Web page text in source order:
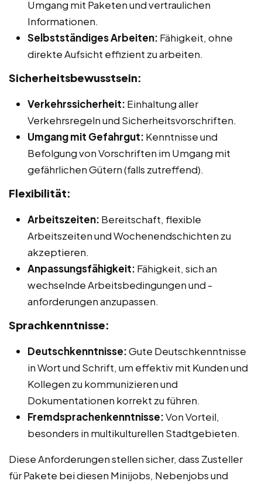
Umgang mit Paketen und vertraulichen
Informationen.
Selbstständiges Arbeiten: Fähigkeit, ohne
direkte Aufsicht effizient zu arbeiten.
Sicherheitsbewusstsein:
Verkehrssicherheit: Einhaltung aller
Verkehrsregeln und Sicherheitsvorschriften.
Umgang mit Gefahrgut: Kenntnisse und
Befolgung von Vorschriften im Umgang mit
gefährlichen Gütern (falls zutreffend).
Flexibilität:
Arbeitszeiten: Bereitschaft, flexible
Arbeitszeiten und Wochenendschichten zu
akzeptieren.
Anpassungsfähigkeit: Fähigkeit, sich an
wechselnde Arbeitsbedingungen und -
anforderungen anzupassen.
Sprachkenntnisse:
Deutschkenntnisse:Gute Deutschkenntnisse
in Wort und Schrift, um effektiv mit Kunden und
Kollegen zu kommunizieren und
Dokumentationen korrekt zu führen.
Fremdsprachenkenntnisse:Von Vorteil,
besonders in multikulturellen Stadtgebieten.
Diese Anforderungen stellen sicher, dass Zusteller
für Pakete bei diesen Minijobs, Nebenjobs und